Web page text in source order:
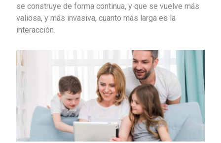
se construye de forma continua, y que se vuelve más
valiosa, y más invasiva, cuanto más larga es la
interacción.